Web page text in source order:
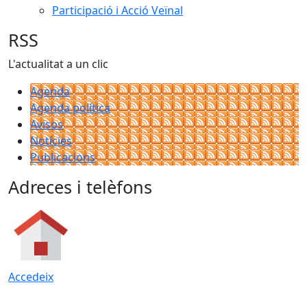
Participació i Acció Veïnal
RSS
L'actualitat a un clic
Agenda
Agenda política
Avisos
Notícies
Publicacions
Adreces i telèfons
Accedeix